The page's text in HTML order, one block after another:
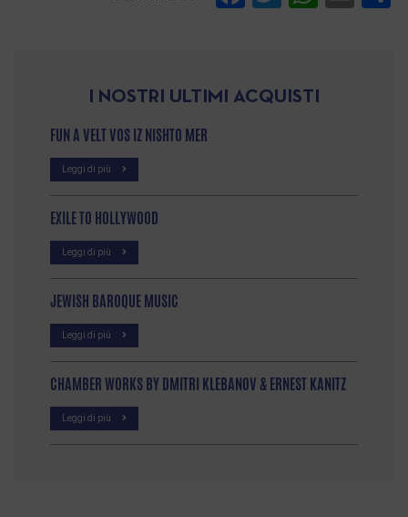
I NOSTRI ULTIMI ACQUISTI
FUN A VELT VOS IZ NISHTO MER
Leggi di più
EXILE TO HOLLYWOOD
Leggi di più
JEWISH BAROQUE MUSIC
Leggi di più
CHAMBER WORKS BY DMITRI KLEBANOV & ERNEST KANITZ
Leggi di più